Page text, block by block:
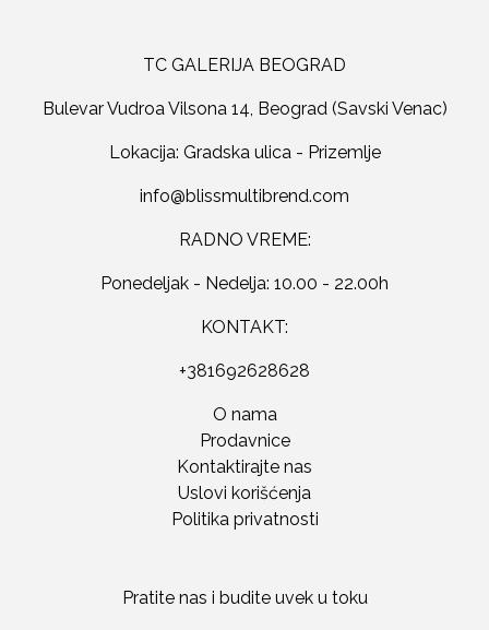
TC GALERIJA BEOGRAD
Bulevar Vudroa Vilsona 14, Beograd (Savski Venac)
Lokacija: Gradska ulica - Prizemlje
RADNO VREME:
Ponedeljak - Nedelja: 10.00 - 22.00h
KONTAKT:
+381692628628
O nama
Prodavnice
Kontaktirajte nas
Uslovi korišćenja
Politika privatnosti
Pratite nas i budite uvek u toku